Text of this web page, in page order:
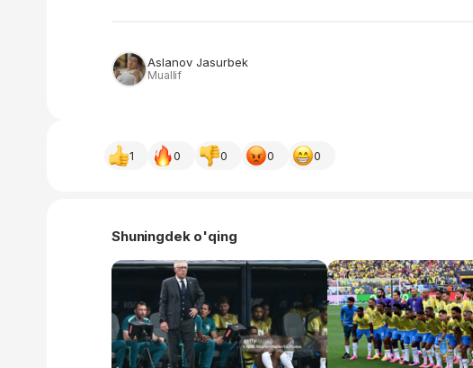
Aslanov Jasurbek
Muallif
1 0 0 0 0
Shuningdek o'qing